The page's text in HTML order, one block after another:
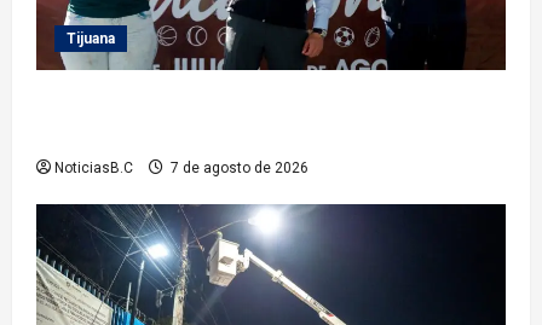
Tijuana
NoticiasB.C 7 de agosto de 2026